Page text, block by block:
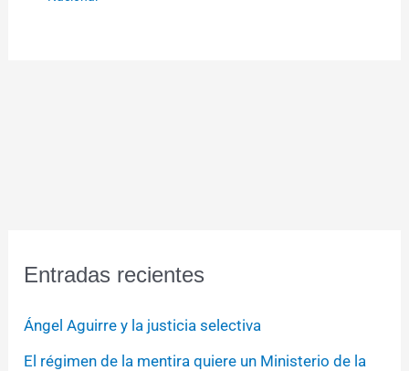
Entradas recientes
Ángel Aguirre y la justicia selectiva
El régimen de la mentira quiere un Ministerio de la